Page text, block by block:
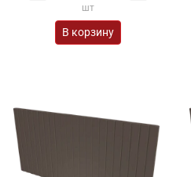
шт
В корзину